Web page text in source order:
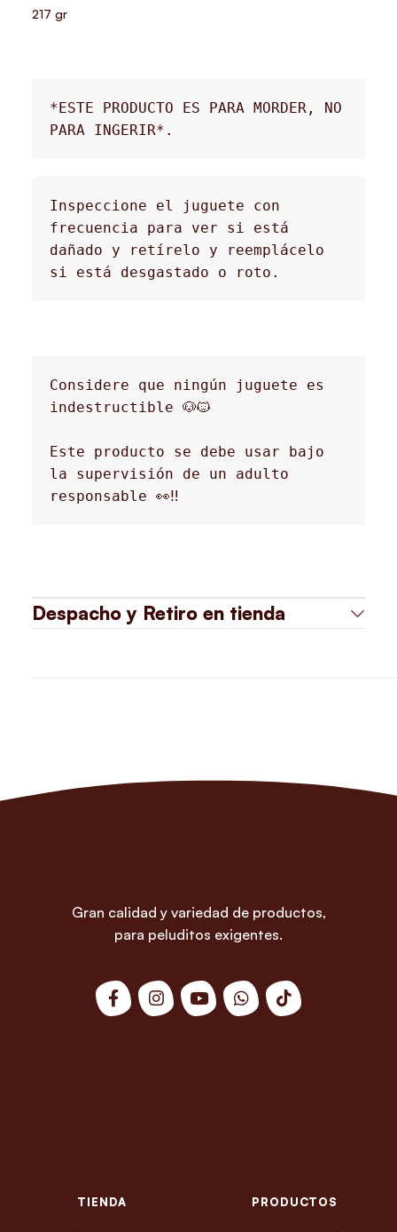
217 gr
*ESTE PRODUCTO ES PARA MORDER, NO
PARA INGERIR*.
Inspeccione el juguete con
frecuencia para ver si está
dañado y retírelo y reemplácelo
si está desgastado o roto.
Considere que ningún juguete es
indestructible 🐶🐱
Este producto se debe usar bajo
la supervisión de un adulto
responsable 👀‼️
Despacho y Retiro en tienda
Gran calidad y variedad de productos,
para peluditos exigentes.
TIENDA PRODUCTOS